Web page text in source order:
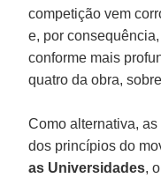
competição vem
e, por
conforme mais
quatro da obra,
Como alternativa,
dos princípios do
as Universidades,